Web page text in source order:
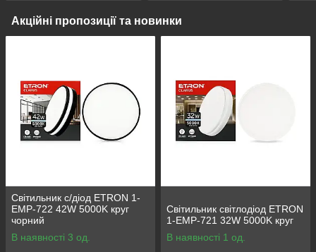
Акційні пропозиції та новинки
Світильник с/діод ETRON 1-
EMP-722 42W 5000K круг
чорний
В наявності 3 од.
Світильник світлодіод ETRON
1-EMP-721 32W 5000K круг
В наявності 1 од.